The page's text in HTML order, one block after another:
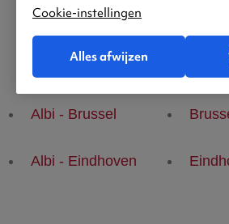
Populaire
Albi - Brussel
Albi - Eindhoven
Cookie-instellingen
Alles afwijzen